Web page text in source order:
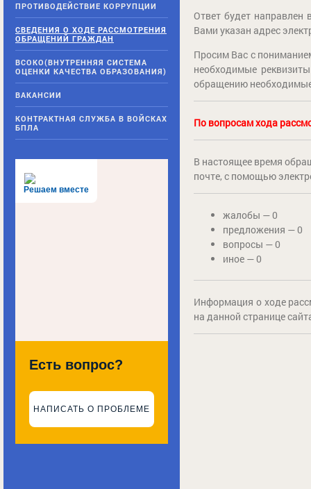
ПРОТИВОДЕЙСТВИЕ КОРРУПЦИИ
СВЕДЕНИЯ О ХОДЕ РАССМОТРЕНИЯ
ОБРАЩЕНИЙ ГРАЖДАН
ВСОКО(ВНУТРЕННЯЯ СИСТЕМА
ОЦЕНКИ КАЧЕСТВА ОБРАЗОВАНИЯ)
ВАКАНСИИ
КОНТРАКТНАЯ СЛУЖБА В ВОЙСКАХ
БПЛА
Решаем вместе
Есть вопрос?
НАПИСАТЬ О ПРОБЛЕМЕ
Ответ будет направлен
Вами указан адрес
Просим Вас с
необходимые
обращению
По вопросам хода
В настоящее время
почте, с помощью
жалобы — 0
предложения — 0
вопросы — 0
иное — 0
Информация о ходе
на данной странице